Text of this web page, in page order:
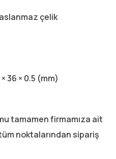
çelik
36 × 0.5 (mm)
tamamen firmamıza ait
noktalarından sipariş